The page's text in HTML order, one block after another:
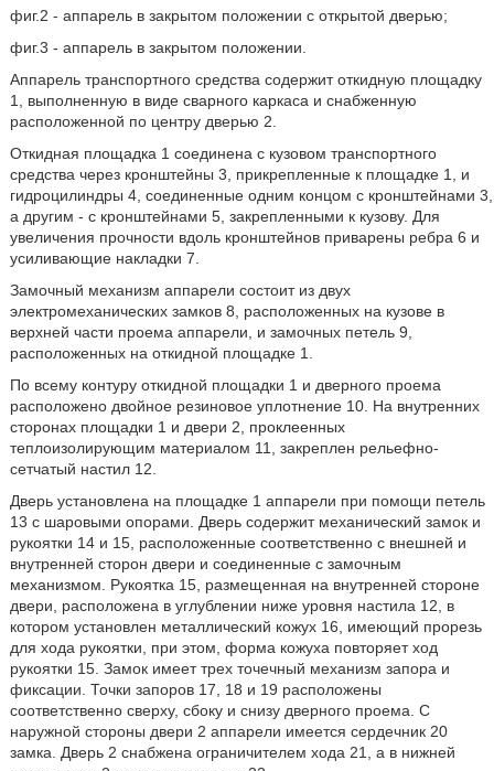
фиг.2 - аппарель в закрытом положении с открытой дверью;
фиг.3 - аппарель в закрытом положении.
Аппарель транспортного средства содержит откидную площадку
1, выполненную в виде сварного каркаса и снабженную
расположенной по центру дверью 2.
Откидная площадка 1 соединена с кузовом транспортного
средства через кронштейны 3, прикрепленные к площадке 1, и
гидроцилиндры 4, соединенные одним концом с кронштейнами 3,
а другим - с кронштейнами 5, закрепленными к кузову. Для
увеличения прочности вдоль кронштейнов приварены ребра 6 и
усиливающие накладки 7.
Замочный механизм аппарели состоит из двух
электромеханических замков 8, расположенных на кузове в
верхней части проема аппарели, и замочных петель 9,
расположенных на откидной площадке 1.
По всему контуру откидной площадки 1 и дверного проема
расположено двойное резиновое уплотнение 10. На внутренних
сторонах площадки 1 и двери 2, проклеенных
теплоизолирующим материалом 11, закреплен рельефно-
сетчатый настил 12.
Дверь установлена на площадке 1 аппарели при помощи петель
13 с шаровыми опорами. Дверь содержит механический замок и
рукоятки 14 и 15, расположенные соответственно с внешней и
внутренней сторон двери и соединенные с замочным
механизмом. Рукоятка 15, размещенная на внутренней стороне
двери, расположена в углублении ниже уровня настила 12, в
котором установлен металлический кожух 16, имеющий прорезь
для хода рукоятки, при этом, форма кожуха повторяет ход
рукоятки 15. Замок имеет трех точечный механизм запора и
фиксации. Точки запоров 17, 18 и 19 расположены
соответственно сверху, сбоку и снизу дверного проема. С
наружной стороны двери 2 аппарели имеется сердечник 20
замка. Дверь 2 снабжена ограничителем хода 21, а в нижней